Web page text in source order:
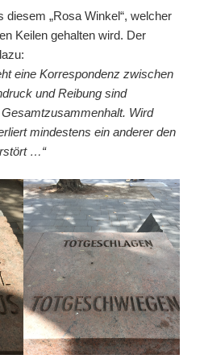
„Rosa Winkel“, welcher
Keilen gehalten wird. Der
eine Korrespondenz zwischen
und Reibung sind
Wird
mindestens ein anderer den
…“